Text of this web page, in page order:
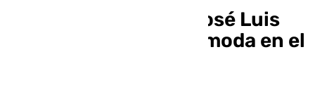
La vuelta a casa de José Luis
Puche, el hombre de moda en el